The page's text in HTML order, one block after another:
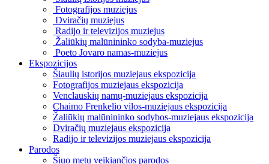
Fotografijos muziejus
Dviračių muziejus
Radijo ir televizijos muziejus
Žaliūkių malūnininko sodyba-muziejus
Poeto Jovaro namas-muziejus
Ekspozicijos
Šiaulių istorijos muziejaus ekspozicija
Fotografijos muziejaus ekspozicija
Venclauskių namų-muziejaus ekspozicija
Chaimo Frenkelio vilos-muziejaus ekspozicija
Žaliūkių malūnininko sodybos-muziejaus ekspozicija
Dviračių muziejaus ekspozicija
Radijo ir televizijos muziejaus ekspozicija
Parodos
Šiuo metu veikiančios parodos